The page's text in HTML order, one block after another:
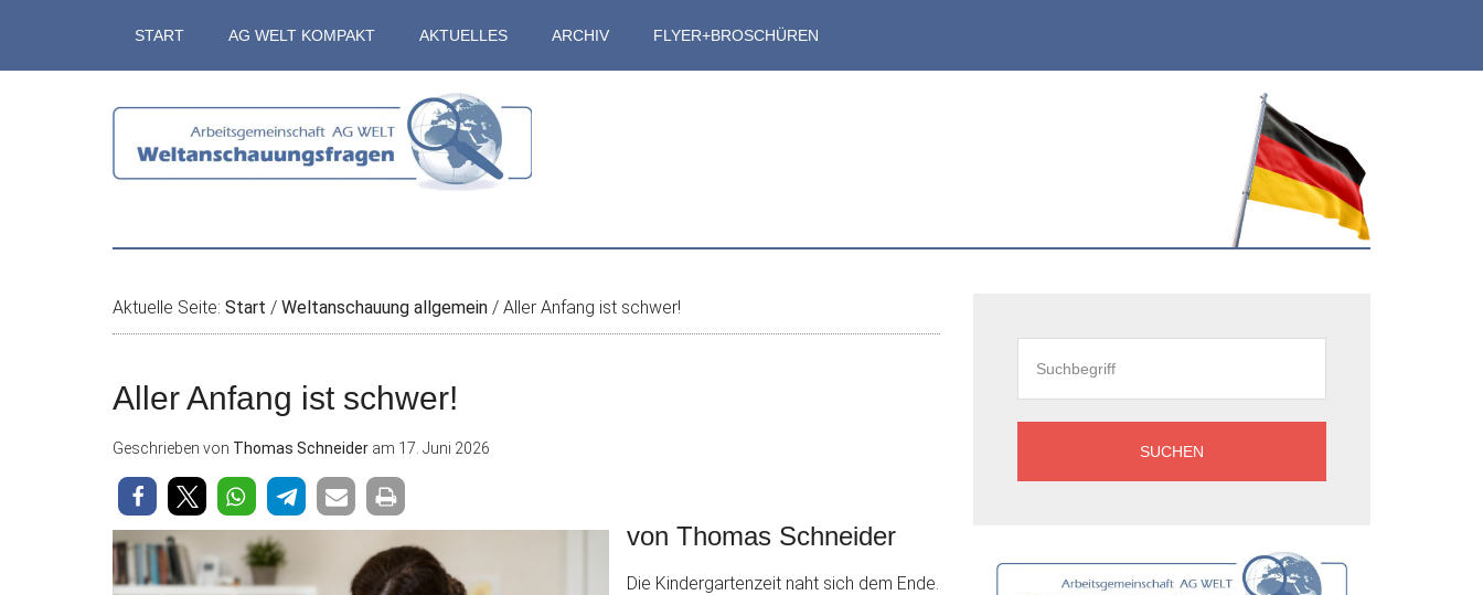
springen
secondary
springen
springen
START AG WELT KOMPAKT AKTUELLES ARCHIV FLYER+BROSCHÜREN
Aktuelle Seite: Start / Weltanschauung allgemein / Aller Anfang ist schwer!
Aller Anfang ist schwer!
Geschrieben von Thomas Schneider am 17. Juni 2026
von Thomas Schneider
Die Kindergartenzeit naht sich dem Ende.